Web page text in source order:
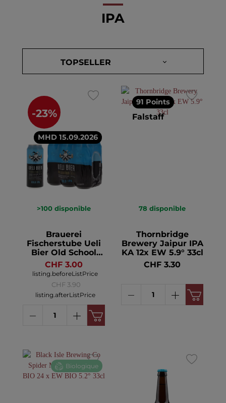
IPA
-23%
MHD 15.09.2026
>100 disponible
Brauerei
Fischerstube Ueli
Bier Old School
Hops Cold IPA KA
6x DO 5.6° 50cl
CHF 3.00
listing.beforeListPrice
CHF 3.90
listing.afterListPrice
91 Points
Falstaff
78 disponible
Thornbridge
Brewery Jaipur IPA
KA 12x EW 5.9° 33cl
CHF 3.30
Biologique